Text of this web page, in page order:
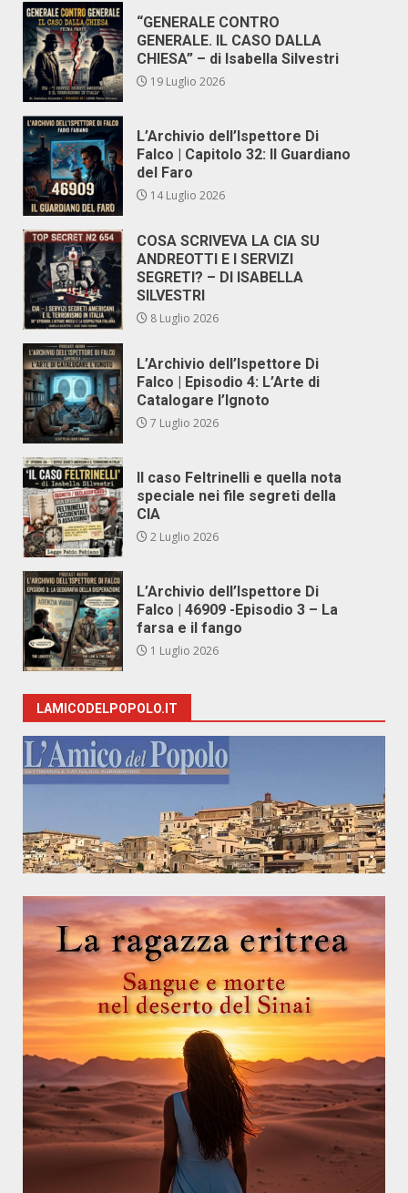
“GENERALE CONTRO
GENERALE. IL CASO DALLA
CHIESA” – di Isabella Silvestri
19 Luglio 2026
L’Archivio dell’Ispettore Di
Falco | Capitolo 32: Il Guardiano
del Faro
14 Luglio 2026
COSA SCRIVEVA LA CIA SU
ANDREOTTI E I SERVIZI
SEGRETI? – DI ISABELLA
SILVESTRI
8 Luglio 2026
L’Archivio dell’Ispettore Di
Falco | Episodio 4: L’Arte di
Catalogare l’Ignoto
7 Luglio 2026
Il caso Feltrinelli e quella nota
speciale nei file segreti della
CIA
2 Luglio 2026
L’Archivio dell’Ispettore Di
Falco | 46909 -Episodio 3 – La
farsa e il fango
1 Luglio 2026
LAMICODELPOPOLO.IT